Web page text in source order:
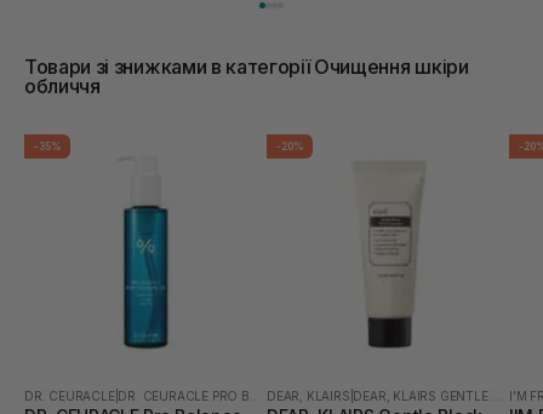
Товари зі знижками в категорії Очищення шкіри
обличчя
-35%
DR. CEURACLE
-20%
DEAR, KLAIRS
-
I'M